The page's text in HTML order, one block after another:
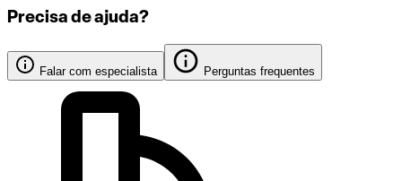
Precisa de ajuda?
Falar com especialista Perguntas frequentes